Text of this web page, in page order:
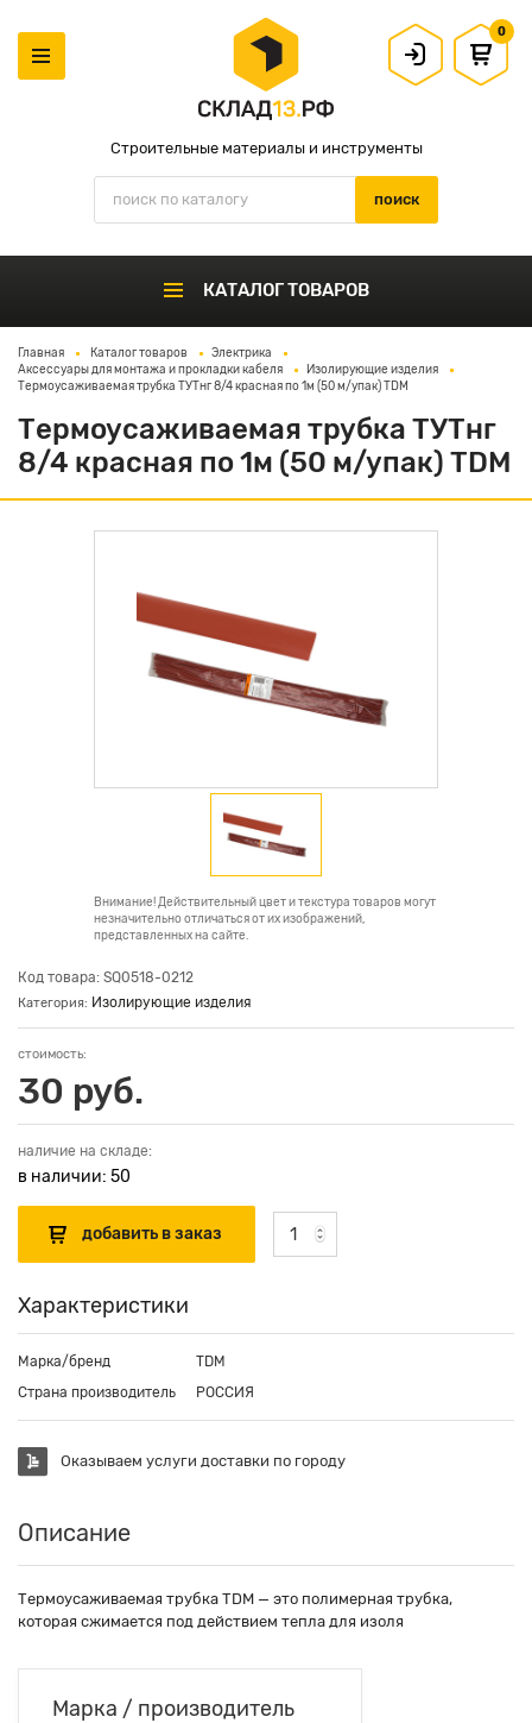
Строительные материалы и инструменты
0
КАТАЛОГ ТОВАРОВ
Главная Каталог товаров
Электрика
Аксессуары для монтажа и прокладки кабеля
Изолирующие изделия
Термоусаживаемая трубка ТУТнг 8/4 красная по 1м (50 м/упак) TDM
Термоусаживаемая трубка ТУТнг
8/4 красная по 1м (50 м/упак) TDM
Внимание! Действительный цвет и текстура товаров могут
незначительно отличаться от их изображений,
представленных на сайте.
Код товара: SQ0518-0212
Категория: Изолирующие изделия
стоимость:
30 руб.
наличие на складе:
в наличии: 50
Характеристики
Марка/бренд
TDM
Страна производитель
РОССИЯ
Оказываем услуги доставки по городу
Описание
Термоусаживаемая трубка TDM — это полимерная трубка,
которая сжимается под действием тепла для изоля
Марка / производитель